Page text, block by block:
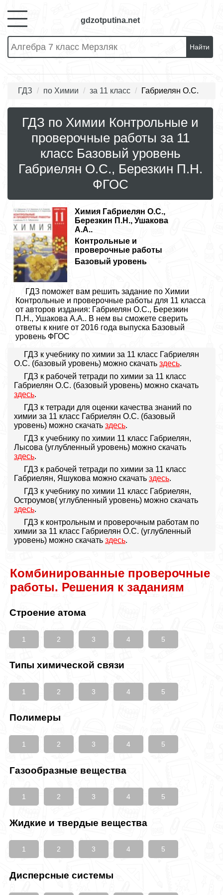
gdzotputina.net
Найти
ГДЗ по Химии за 11 класс Габриелян О.С.
ГДЗ по Химии Контрольные и
проверочные работы за 11
класс Базовый уровень
Габриелян О.С., Березкин П.Н.
ФГОС
Химия Габриелян О.С.,
Березкин П.Н., Ушакова
А.А..
Контрольные и
проверочные работы
Базовый уровень
ГДЗ поможет вам решить задание по Химии
Контрольные и проверочные работы для 11 класса
от авторов издания: Габриелян О.С., Березкин
П.Н., Ушакова А.А.. В нем вы сможете сверить
ответы к книге от 2016 года выпуска Базовый
уровень ФГОС
ГДЗ к учебнику по химии за 11 класс Габриелян
О.С. (базовый уровень) можно скачать здесь.
ГДЗ к рабочей тетради по химии за 11 класс
Габриелян О.С. (базовый уровень) можно скачать
здесь.
ГДЗ к тетради для оценки качества знаний по
химии за 11 класс Габриелян О.С. (базовый
уровень) можно скачать здесь.
ГДЗ к учебнику по химии 11 класс Габриелян,
Лысова (углубленный уровень) можно скачать
здесь.
ГДЗ к рабочей тетради по химии за 11 класс
Габриелян, Яшукова можно скачать здесь.
ГДЗ к учебнику по химии 11 класс Габриелян,
Остроумов( углубленный уровень) можно скачать
здесь.
ГДЗ к контрольным и проверочным работам по
химии за 11 класс Габриелян О.С. (углубленный
уровень) можно скачать здесь.
Комбинированные проверочные
работы. Решения к заданиям
Строение атома
1 2 3 4 5
Типы химической связи
1 2 3 4 5
Полимеры
1 2 3 4 5
Газообразные вещества
1 2 3 4 5
Жидкие и твердые вещества
1 2 3 4 5
Дисперсные системы